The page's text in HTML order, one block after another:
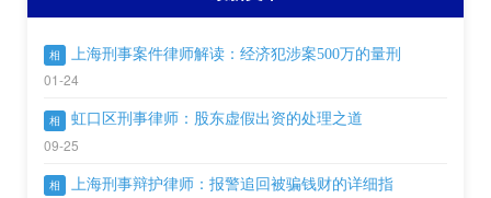
相 上海刑事案件律师解读：经济犯涉案500万的量刑
01-24
相 虹口区刑事律师：股东虚假出资的处理之道
09-25
相 上海刑事辩护律师：报警追回被骗钱财的详细指